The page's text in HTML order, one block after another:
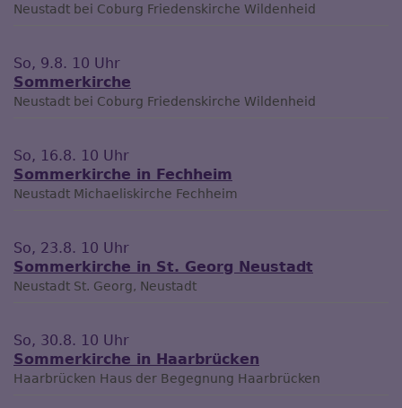
Neustadt bei Coburg Friedenskirche Wildenheid
So, 9.8. 10 Uhr
Sommerkirche
Neustadt bei Coburg Friedenskirche Wildenheid
So, 16.8. 10 Uhr
Sommerkirche in Fechheim
Neustadt Michaeliskirche Fechheim
So, 23.8. 10 Uhr
Sommerkirche in St. Georg Neustadt
Neustadt St. Georg, Neustadt
So, 30.8. 10 Uhr
Sommerkirche in Haarbrücken
Haarbrücken Haus der Begegnung Haarbrücken